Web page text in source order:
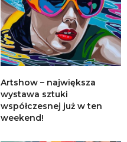
Artshow – największa
wystawa sztuki
współczesnej już w ten
weekend!